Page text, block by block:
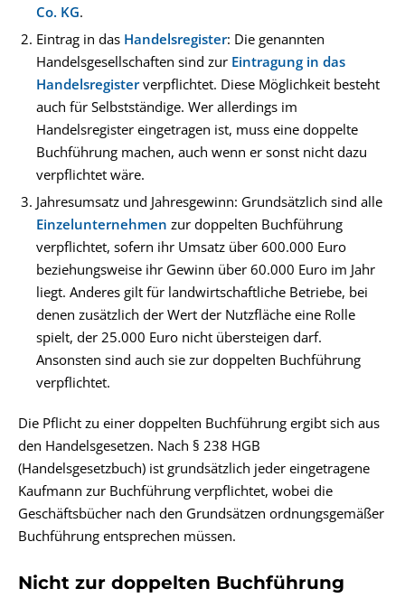
Co. KG.
Eintrag in das Handelsregister: Die genannten
Handelsgesellschaften sind zur Eintragung in das
Handelsregisterverpflichtet. Diese Möglichkeit besteht
auch für Selbstständige. Wer allerdings im
Handelsregister eingetragen ist, muss eine doppelte
Buchführung machen, auch wenn er sonst nicht dazu
verpflichtet wäre.
Jahresumsatz und Jahresgewinn: Grundsätzlich sind alle
Einzelunternehmen zur doppelten Buchführung
verpflichtet, sofern ihr Umsatz über 600.000 Euro
beziehungsweise ihr Gewinn über 60.000 Euro im Jahr
liegt. Anderes gilt für landwirtschaftliche Betriebe, bei
denen zusätzlich der Wert der Nutzfläche eine Rolle
spielt, der 25.000 Euro nicht übersteigen darf.
Ansonsten sind auch sie zur doppelten Buchführung
verpflichtet.
Die Pflicht zu einer doppelten Buchführung ergibt sich aus
den Handelsgesetzen. Nach § 238 HGB
(Handelsgesetzbuch) ist grundsätzlich jeder eingetragene
Kaufmann zur Buchführung verpflichtet, wobei die
Geschäftsbücher nach den Grundsätzen ordnungsgemäßer
Buchführung entsprechen müssen.
Nicht zur doppelten Buchführung